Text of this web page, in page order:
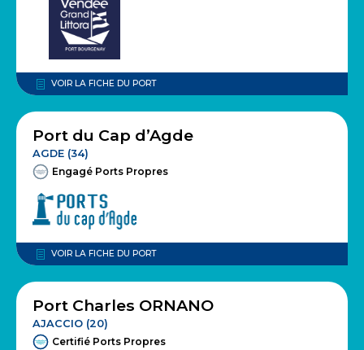
VOIR LA FICHE DU PORT
Port du Cap d’Agde
AGDE (34)
Engagé Ports Propres
VOIR LA FICHE DU PORT
Port Charles ORNANO
AJACCIO (20)
Certifié Ports Propres